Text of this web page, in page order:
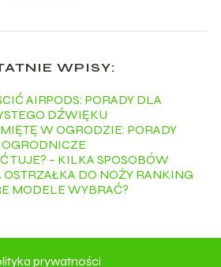
WPISY:
AIRPODS: PORADY DLA
DŹWIĘKU
W OGRODZIE: PORADY
OGRODNICZE
TUJE? – KILKA SPOSOBÓW
DO NOŻY RANKING
MODELE WYBRAĆ?
prywatności